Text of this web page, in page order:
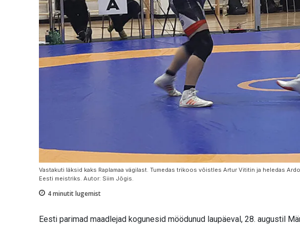
Vastakuti läksid kaks Raplamaa vägilast. Tumedas trikoos võistles Artur Vititin ja heledas
Eesti meistriks. Autor: Siim Jõgis.
4minutit lugemist
Eesti parimad maadlejad kogunesid möödunud laupäeval, 28. augustil